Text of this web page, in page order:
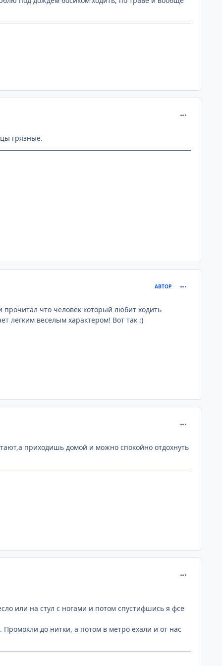
грязные.
АВТОР
что человек который любит ходить
легким веселым характером! Вот так :)
приходишь домой и можно спокойно отдохнуть
или на стул с ногами и потом спустифшись я фсе
до нитки, а потом в метро ехали и от нас